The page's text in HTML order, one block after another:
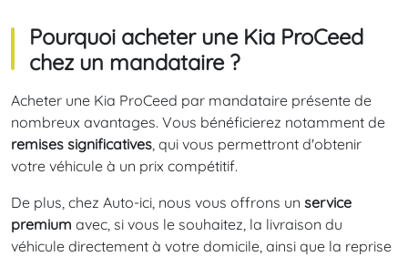
Pourquoi acheter une Kia ProCeed
chez un mandataire ?
Acheter une Kia ProCeed par mandataire présente de
nombreux avantages. Vous bénéficierez notamment de
remises significatives , qui vous permettront d'obtenir
votre véhicule à un prix compétitif.
De plus, chez Auto-ici, nous vous offrons un service
premium avec, si vous le souhaitez, la livraison du
véhicule directement à votre domicile, ainsi que la reprise